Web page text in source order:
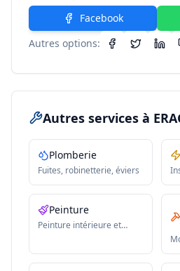
Facebook
Autres options:
Autres services à
Plomberie
Fuites, robinetterie, éviers
Peinture
Peinture intérieure et